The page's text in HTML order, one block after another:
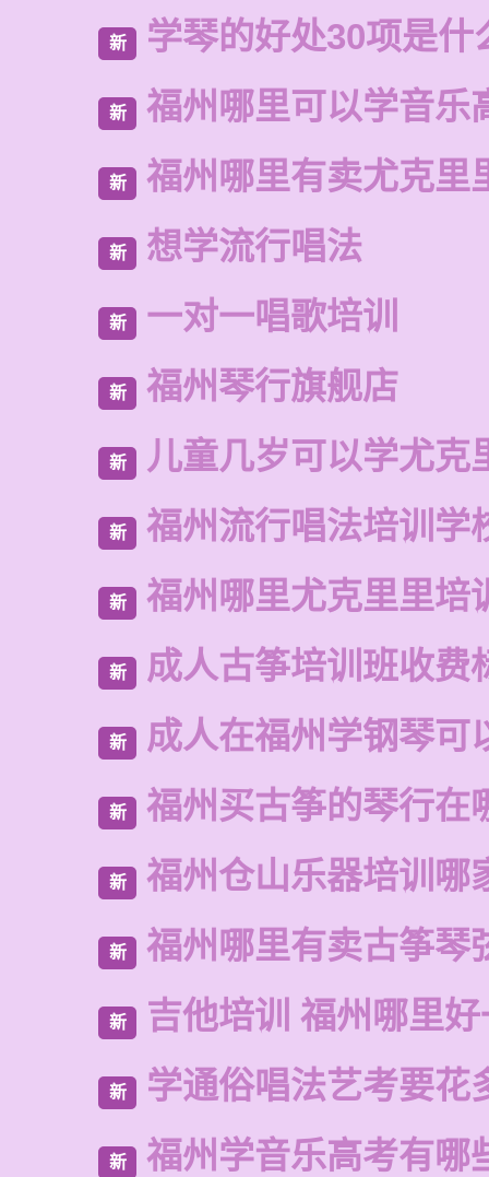
新 学琴的好处30项是什
新 福州哪里可以学音乐
新 福州哪里有卖尤克里
新 想学流行唱法
新 一对一唱歌培训
新 福州琴行旗舰店
新 儿童几岁可以学尤克
新 福州流行唱法培训学
新 福州哪里尤克里里培
新 成人古筝培训班收费
新 成人在福州学钢琴可
新 福州买古筝的琴行在
新 福州仓山乐器培训哪
新 福州哪里有卖古筝琴
新 吉他培训 福州哪里
新 学通俗唱法艺考要花
新 福州学音乐高考有哪